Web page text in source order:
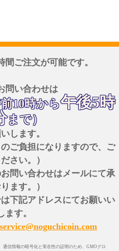
間ご注文が可能です。
問い合わせは
前10時から午後5時
まで）
します。
ご負担になりますので、ご
さい。）
問い合わせはメールにて承
ます。）
下記アドレスにてお願いい
ます。
通信情報の暗号化と実在性の証明のため、GMOグロ